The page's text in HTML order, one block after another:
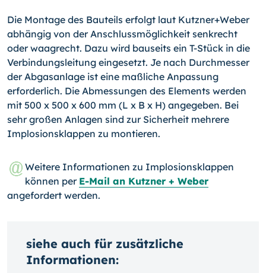
Die Montage des Bauteils erfolgt laut Kutzner+Weber
abhängig von der Anschlussmög­lichkeit senkrecht
oder waagrecht. Dazu wird bauseits ein T-Stück in die
Verbindungs­leitung eingesetzt. Je nach Durchmesser
der Abgasanlage ist eine maßliche Anpassung
erforderlich. Die Abmessungen des Elements werden
mit 500 x 500 x 600 mm (L x B x H) angegeben. Bei
sehr großen Anlagen sind zur Sicherheit mehrere
Implosionsklappen zu montieren.
Weitere Informationen zu Implosionsklappen
können per E-Mail an Kutzner + Weber
angefordert werden.
siehe auch für zusätzliche
Informationen: